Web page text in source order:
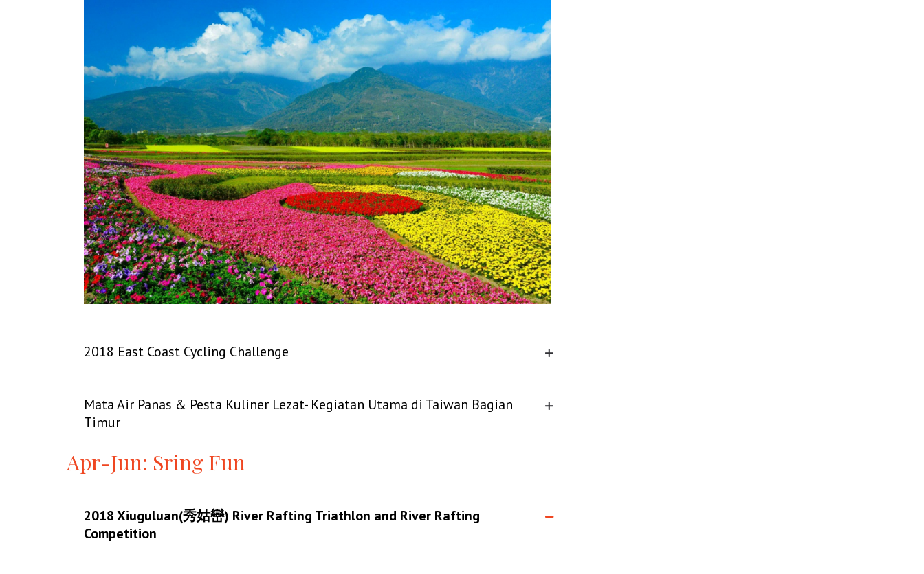
2018 East Coast Cycling Challenge
Mata Air Panas & Pesta Kuliner Lezat- Kegiatan Utama di Taiwan Bagian
Timur
Apr-Jun: Sring Fun
2018 Xiuguluan(秀姑巒) River Rafting Triathlon and River Rafting
Competition